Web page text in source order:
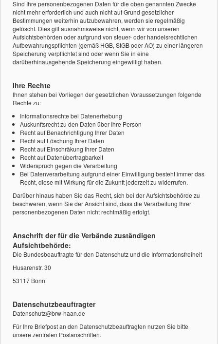
Sind Ihre personenbezogenen Daten für die oben genannten Zwecke
nicht mehr erforderlich und auch nicht auf Grund gesetzlicher
Bestimmungen weiterhin aufzubewahren, werden sie regelmäßig
gelöscht. Dies gilt ausnahmsweise nicht, wenn wir von unseren
Aufsichtsbehörden oder aufgrund von steuer- oder handelsrechtlichen
Aufbewahrungspflichten (gemäß HGB, StGB oder AO) zu einer längeren
Speicherung verpflichtet sind oder wenn Sie in eine
darüberhinausgehende Speicherung eingewilligt haben.
Ihre Rechte
Ihnen stehen bei Vorliegen der gesetzlichen Voraussetzungen folgende
Rechte zu:
Informationsrechte bei Datenerhebung
Auskunftsrecht zu den Daten über Ihre Person
Recht auf Benachrichtigung Ihrer Daten
Recht auf Löschung Ihrer Daten
Recht auf Einschräkung Ihrer Daten
Recht auf Datenübertragbarkeit
Widerspruch gegen die Verarbeitung
Bei Datenverarbeitung aufgrund einer Einwilligung besteht immer das
Recht, diese mit Wirkung für die Zukunft jederzeit zu widerrufen.
Darüber hinaus haben Sie das Recht, sich bei der Aufsichtsbehörde zu
beschweren, wenn Sie der Ansicht sind, dass die Verarbeitung Ihrer
personenbezogenen Daten nicht rechtmäßig erfolgt.
Anschrift der für die Verbände zuständigen
Aufsichtbehörde:
Die Bundesbeauftragte für den Datenschutz und die Informationsfreiheit
Husarenstr. 30
53117 Bonn
Datenschutzbeauftragter
Datenschutz@brw-haan.de
Für Ihre Briefpost an den Datenschutzbeauftragten nutzen Sie bitte
unsere zentralen Postanschriften.